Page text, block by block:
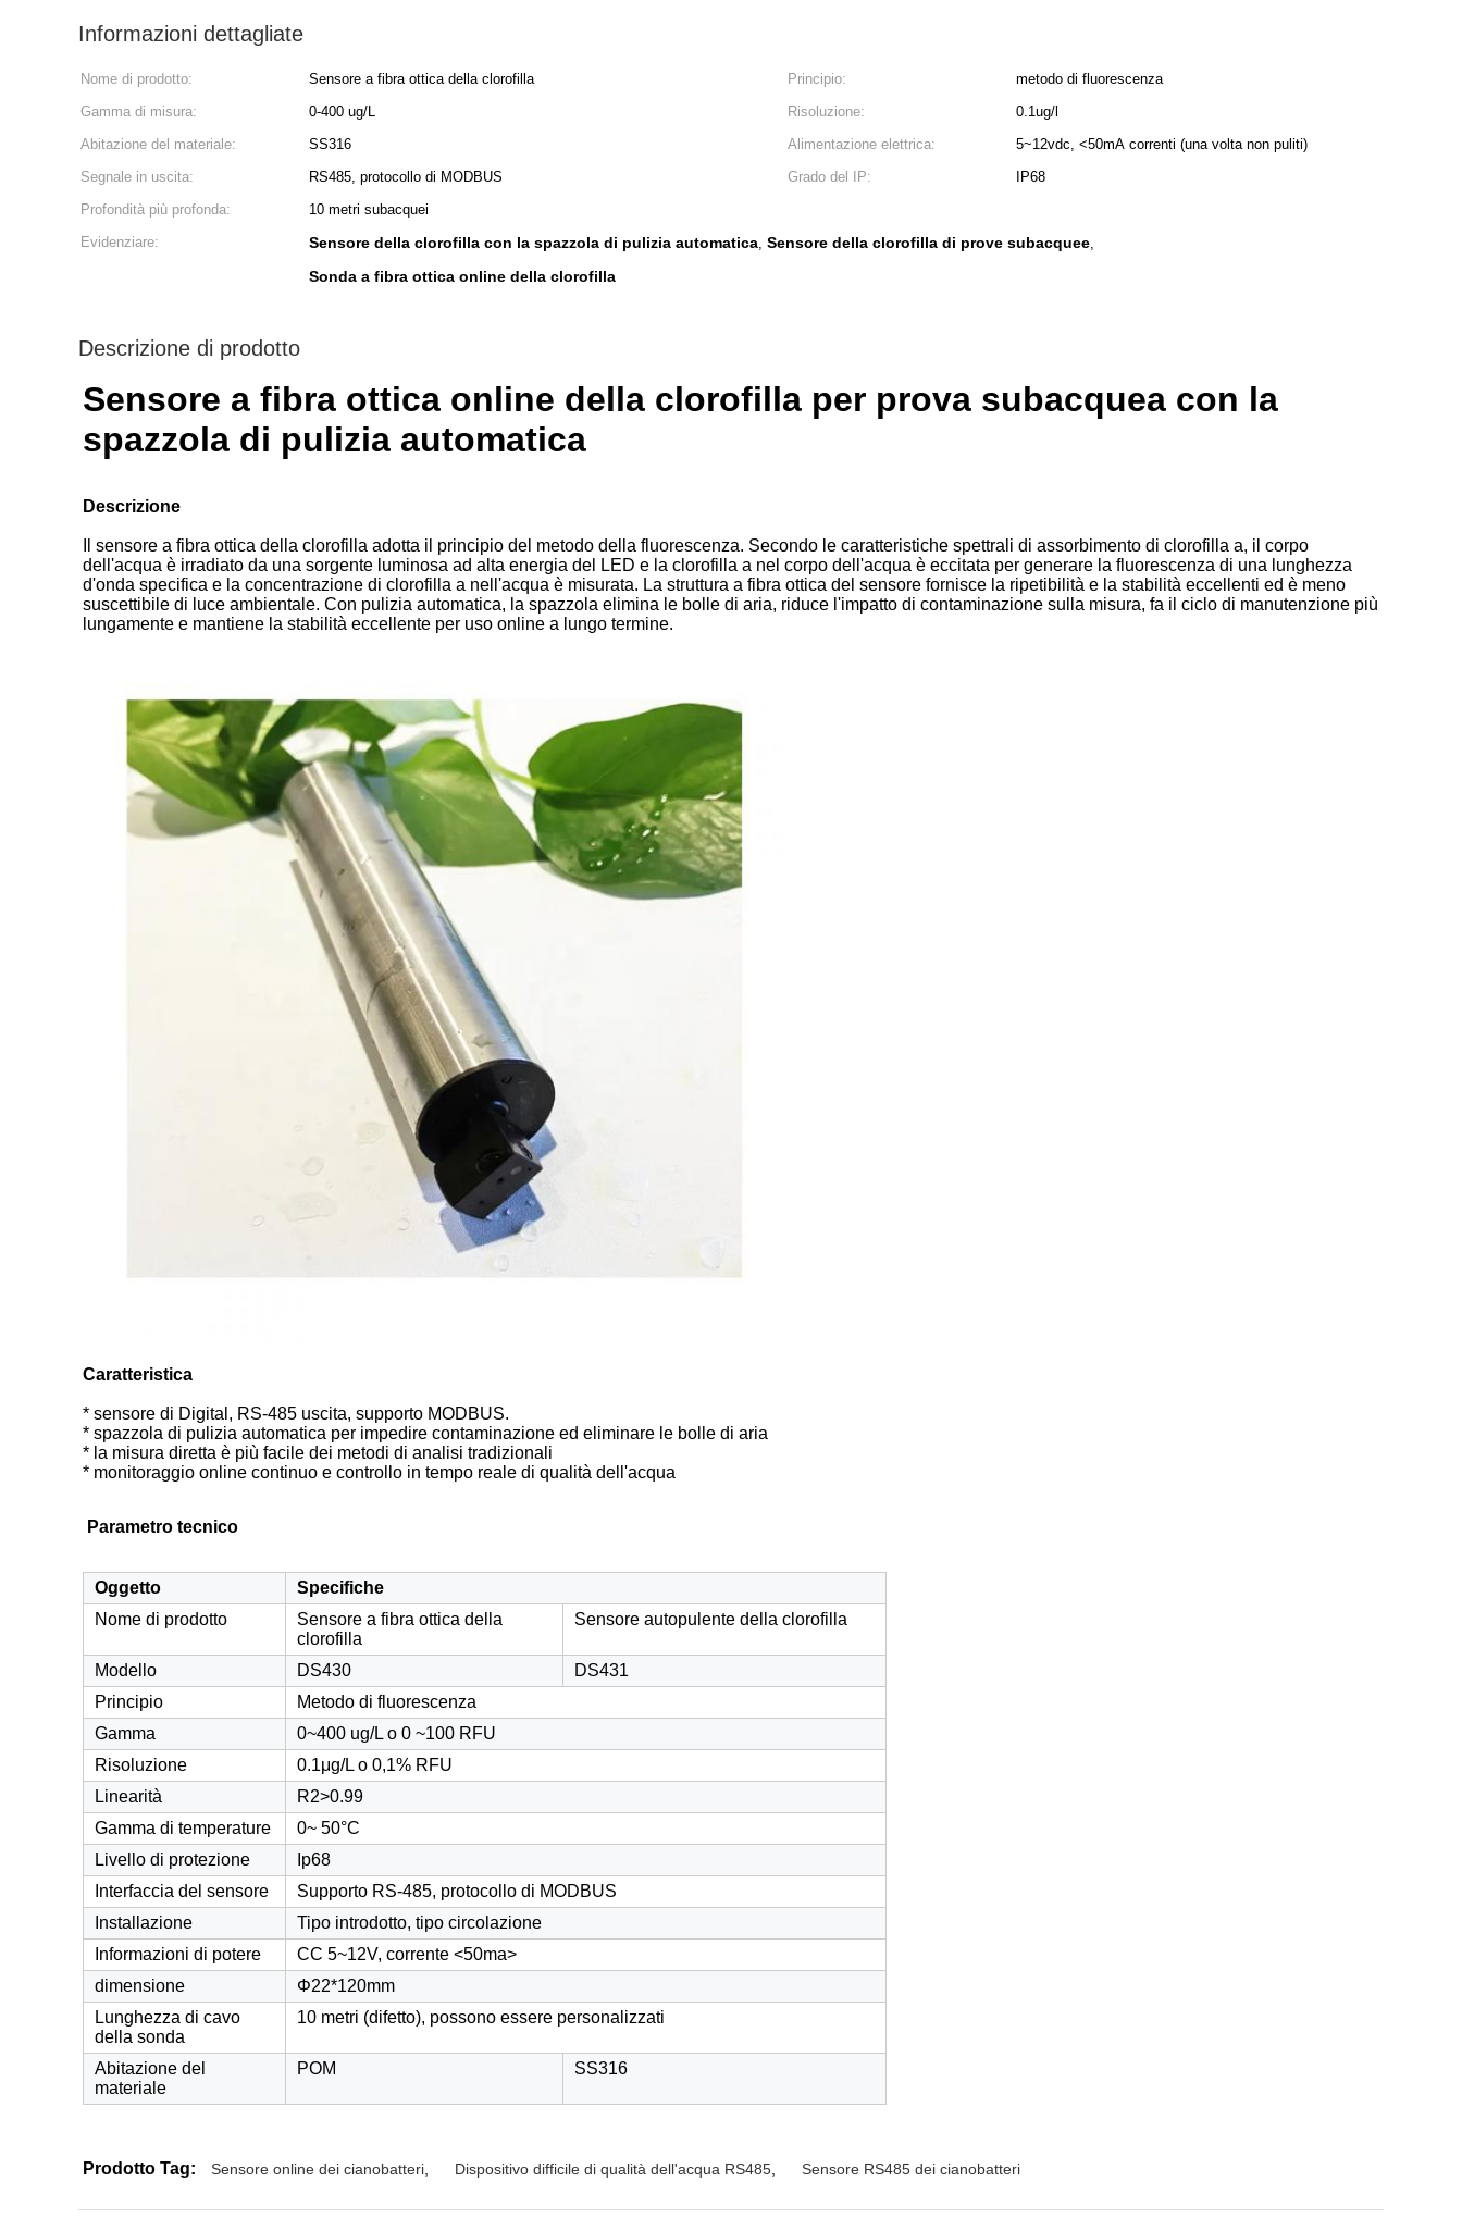
Informazioni dettagliate
Nome di prodotto: Sensore a fibra ottica della clorofilla Principio:
metodo di fluorescenza
Gamma di misura:
0-400 ug/L Risoluzione:
0.1ug/l
Abitazione del materiale:
SS316 Alimentazione elettrica:
5~12vdc, <50mA correnti (una volta non puliti)
Segnale in uscita:
RS485, protocollo di MODBUS Grado del IP:
IP68
Profondità più profonda:
10 metri subacquei
Evidenziare:
Sensore della clorofilla con la spazzola di pulizia automatica, Sensore della clorofilla di prove subacquee,
Sonda a fibra ottica online della clorofilla
Descrizione di prodotto
Sensore a fibra ottica online della clorofilla per prova subacquea con la
spazzola di pulizia automatica
Descrizione
Il sensore a fibra ottica della clorofilla adotta il principio del metodo della fluorescenza. Secondo le caratteristiche spettrali di assorbimento di clorofilla a, il corpo
dell'acqua è irradiato da una sorgente luminosa ad alta energia del LED e la clorofilla a nel corpo dell'acqua è eccitata per generare la fluorescenza di una lunghezza
d'onda specifica e la concentrazione di clorofilla a nell'acqua è misurata. La struttura a fibra ottica del sensore fornisce la ripetibilità e la stabilità eccellenti ed è meno
suscettibile di luce ambientale. Con pulizia automatica, la spazzola elimina le bolle di aria, riduce l'impatto di contaminazione sulla misura, fa il ciclo di manutenzione più
lungamente e mantiene la stabilità eccellente per uso online a lungo termine.
Caratteristica
* sensore di Digital, RS-485 uscita, supporto MODBUS.
* spazzola di pulizia automatica per impedire contaminazione ed eliminare le bolle di aria
* la misura diretta è più facile dei metodi di analisi tradizionali
* monitoraggio online continuo e controllo in tempo reale di qualità dell'acqua
Parametro tecnico
Oggetto
Specifiche
Nome di prodotto
Sensore a fibra ottica della
clorofilla
Sensore autopulente della clorofilla
Modello DS430
DS431
Principio
Metodo di fluorescenza
Gamma
0~400 ug/L o 0 ~100 RFU
Risoluzione
0.1μg/L o 0,1% RFU
Linearità
R2>0.99
Gamma di temperature
0~ 50°C
Livello di protezione
Ip68
Interfaccia del sensore
Supporto RS-485, protocollo di MODBUS
Installazione
Tipo introdotto, tipo circolazione
Informazioni di potere
CC 5~12V, corrente <50ma>
dimensione
Φ22*120mm
Lunghezza di cavo
della sonda
10 metri (difetto), possono essere personalizzati
Abitazione del
materiale
POM SS316
Prodotto Tag: Sensore online dei cianobatteri Dispositivo difficile di qualità dell'acqua RS485 Sensore RS485 dei cianobatteri